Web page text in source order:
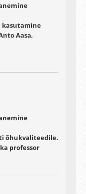
kasutamine
Aasa,
õhukvaliteedile.
professor